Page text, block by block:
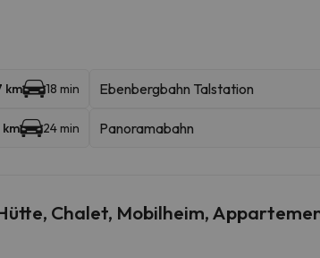
km 18 min Ebenbergbahn Talstation
24 min Panoramabahn
Chalet, Mobilheim,